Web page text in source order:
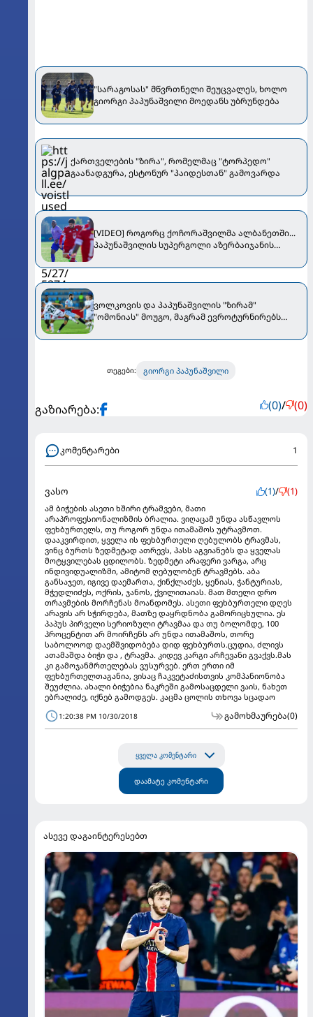
"სარაგოსას" მწვრთნელი შეუცვალეს, ხოლო
გიორგი პაპუნაშვილი მოედანს უბრუნდება
ქართველების "ზირა", რომელმაც "ტორპედო"
გაანადგურა, ესტონურ "პაიდესთან" გამოვარდა
[VIDEO] როგორც ქოჩორაშვილმა ალბანეთში...
პაპუნაშვილის სუპერგოლი აზერბაიჯანის
ვოლკოვის და პაპუნაშვილის "ზირამ"
"ომონიას" მოუგო, მაგრამ ევროტურნირებს
თეგები: გიორგი პაპუნაშვილი
გაზიარება: (0)/ (0)
კომენტარები 1
ვასო (1)/ (1)
ამ ბიჭების ასეთი ხშირი ტრამვები, მათი
არაპროფესიონალიზმის ბრალია. ვიღაცამ უნდა ასწავლოს
ფეხბურთელს, თუ როგორ უნდა ითამაშოს უტრავმოთ.
დააკვირდით, ყველა ის ფეხბურთელი ღებულობს ტრავმას,
ვინც ბურთს ზედმეტად ათრევს, პასს აგვიანებს და ყველას
მოტყვილებას ცდილობს. ზედმეტი არაფერი ვარგა, არც
ინდივიდუალიზმი, ამიტომ ღებულობენ ტრავმებს. აბა
განსაჯეთ, იგივე დაემართა, ქინქლაძეს, ყენიას, ჭანტურიას,
მჭედლიძეს, ოქრის, ჯანოს, ქვილითაიას. მათ მთელი დრო
თრავმების მორჩენას მოანდომეს. ასეთი ფეხბურთელი დღეს
არავის არ სჭირდება, მათზე დაყრდნობა გამორიცხულია. ეს
პაპუს პირველი სერიოზული ტრავმაა და თუ ბოლომდე, 100
პროცენტით არ მოირჩენს არ უნდა ითამაშოს, თორე
საბოლოოდ დაემშვიდობება დიდ ფეხბურთს.ცუდია, ძლივს
ათამაშდა ბიჭი და , ტრავმა. კიდევ კარგი არჩევანი გვაქვს.მას
კი გამოჯანმრთელებას ვუსურვებ. ერთ ერთი იმ
ფეხბურთელთაგანია, ვისაც ჩაკვეტაძისთვის კომპანიონობა
შეუძლია. ახალი ბიჭებია ნაკრეში გამოსაცდელი ვაის, ნახეთ
ებრალიძე, იქნებ გამოდგეს. კაცმა ცოლის თხოვა სცადაო
1:20:38 PM 10/30/2018 გამოხმაურება(0)
ყველა კომენტარი
დაამატე კომენტარი
ასევე დაგაინტერესებთ